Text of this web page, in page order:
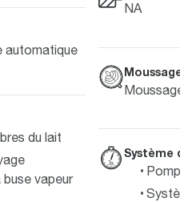
automatique
du lait
vapeur
NA
Système